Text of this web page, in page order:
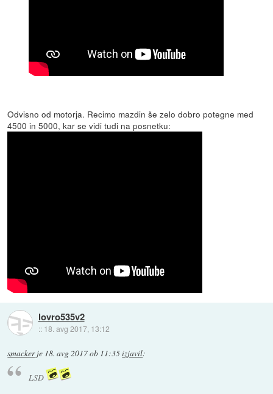
Odvisno od motorja. Recimo mazdin še zelo dobro potegne med
4500 in 5000, kar se vidi tudi na posnetku:
lovro535v2
:: 18. avg 2017, 13:12
smackerje 18. avg 2017 ob 11:35izjavil:
LSD